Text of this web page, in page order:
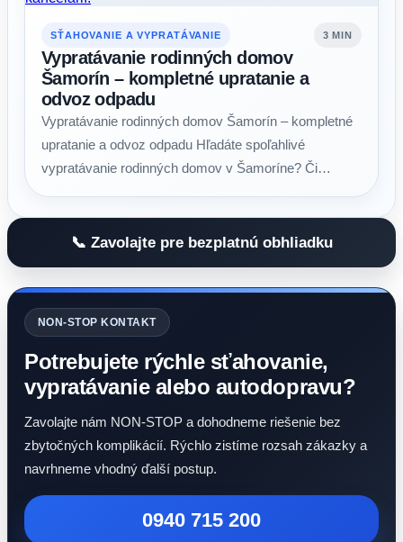
SŤAHOVANIE A VYPRATÁVANIE 3 MIN
Vypratávanie rodinných domov
Šamorín – kompletné upratanie a
odvoz odpadu
Vypratávanie rodinných domov Šamorín – kompletné
upratanie a odvoz odpadu Hľadáte spoľahlivé
vypratávanie rodinných domov v Šamoríne? Či…
📞 Zavolajte pre bezplatnú obhliadku
NON-STOP KONTAKT
Potrebujete rýchle sťahovanie,
vypratávanie alebo autodopravu?
Zavolajte nám NON-STOP a dohodneme riešenie bez
zbytočných komplikácií. Rýchlo zistíme rozsah zákazky a
navrhneme vhodný ďalší postup.
0940 715 200